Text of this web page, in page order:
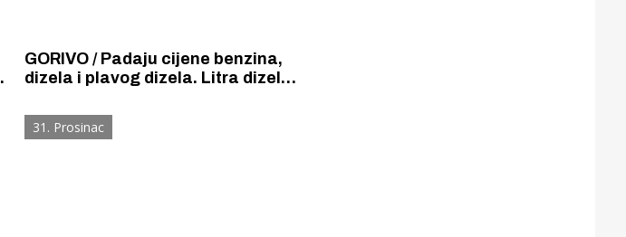
GORIVO / Padaju cijene benzina,
dizela i plavog dizela. Litra dizel
divljanja cijena za manje od 10
kuna.
31. Prosinac